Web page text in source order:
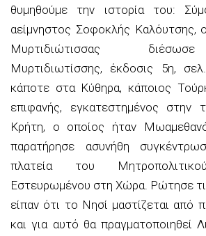
θυμηθούμε την ιστορία του:
αείμνηστος Σοφοκλής Καλόυτσης,
Μυρτιδιώτισσας
Μυρτιδιωτίσσης, έκδοσις 5η,
κάποτε στα Κύθηρα, κάποιος
επιφανής, εγκατεστημένος στην
Κρήτη, ο οποίος ήταν
παρατήρησε ασυνήθη
πλατεία του
Εστευρωμένου στη Χώρα. Ρώτησε τι
είπαν ότι το Νησί μαστίζεται από
και για αυτό θα πραγματοποιηθεί